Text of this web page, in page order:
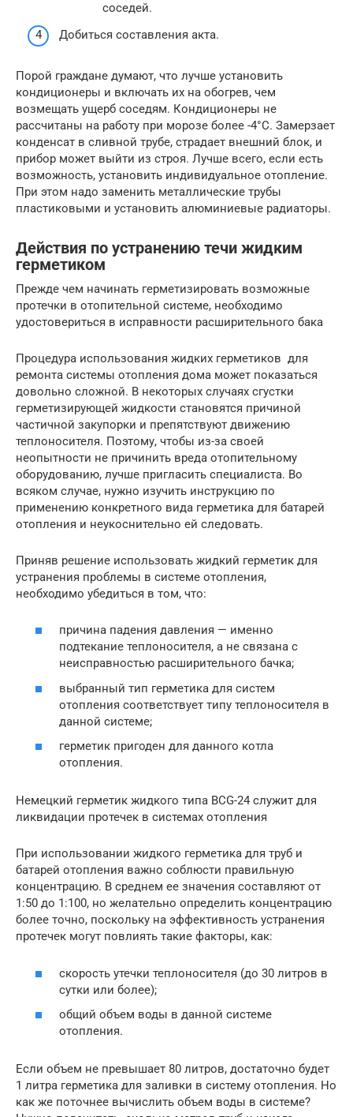
соседей.
Добиться составления акта.
Порой граждане думают, что лучше установить
кондиционеры и включать их на обогрев, чем
возмещать ущерб соседям. Кондиционеры не
рассчитаны на работу при морозе более -4°С. Замерзает
конденсат в сливной трубе, страдает внешний блок, и
прибор может выйти из строя. Лучше всего, если есть
возможность, установить индивидуальное отопление.
При этом надо заменить металлические трубы
пластиковыми и установить алюминиевые радиаторы.
Действия по устранению течи жидким
герметиком
Прежде чем начинать герметизировать возможные
протечки в отопительной системе, необходимо
удостовериться в исправности расширительного бака
Процедура использования жидких герметиков для
ремонта системы отопления дома может показаться
довольно сложной. В некоторых случаях сгустки
герметизирующей жидкости становятся причиной
частичной закупорки и препятствуют движению
теплоносителя. Поэтому, чтобы из-за своей
неопытности не причинить вреда отопительному
оборудованию, лучше пригласить специалиста. Во
всяком случае, нужно изучить инструкцию по
применению конкретного вида герметика для батарей
отопления и неукоснительно ей следовать.
Приняв решение использовать жидкий герметик для
устранения проблемы в системе отопления,
необходимо убедиться в том, что:
причина падения давления — именно
подтекание теплоносителя, а не связана с
неисправностью расширительного бачка;
выбранный тип герметика для систем
отопления соответствует типу теплоносителя в
данной системе;
герметик пригоден для данного котла
отопления.
Немецкий герметик жидкого типа BCG-24 служит для
ликвидации протечек в системах отопления
При использовании жидкого герметика для труб и
батарей отопления важно соблюсти правильную
концентрацию. В среднем ее значения составляют от
1:50 до 1:100, но желательно определить концентрацию
более точно, поскольку на эффективность устранения
протечек могут повлиять такие факторы, как:
скорость утечки теплоносителя (до 30 литров в
сутки или более);
общий объем воды в данной системе
отопления.
Если объем не превышает 80 литров, достаточно будет
1 литра герметика для заливки в систему отопления. Но
как же поточнее вычислить объем воды в системе?